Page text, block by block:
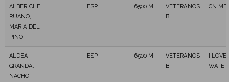
ALBERICHE
RUANO,
MARIA DEL
PINO
ESP 6500 M
VETERANOS
B
CN
ALDEA
GRANDA,
NACHO
ESP 6500 M
VETERANOS
B
I
WATER